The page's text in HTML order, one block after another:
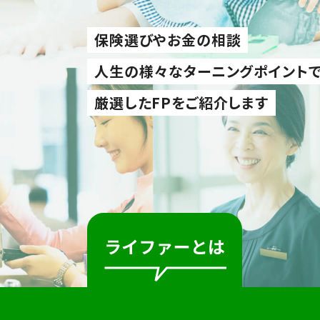
保険選びやお金の相談
人生の様々なターニングポイント
厳選したFPをご紹介します